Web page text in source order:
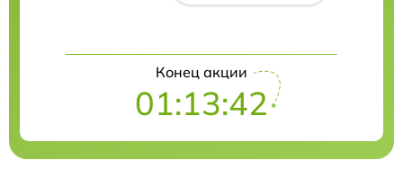
Конец акции
01:13:42